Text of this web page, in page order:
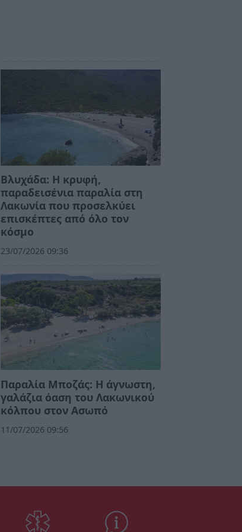
Βλυχάδα: Η κρυφή,
παραδεισένια παραλία στη
Λακωνία που προσελκύει
επισκέπτες από όλο τον
κόσμο
23/07/2026 09:36
Παραλία Μποζάς: Η άγνωστη,
γαλάζια όαση του Λακωνικού
κόλπου στον Ασωπό
11/07/2026 09:56